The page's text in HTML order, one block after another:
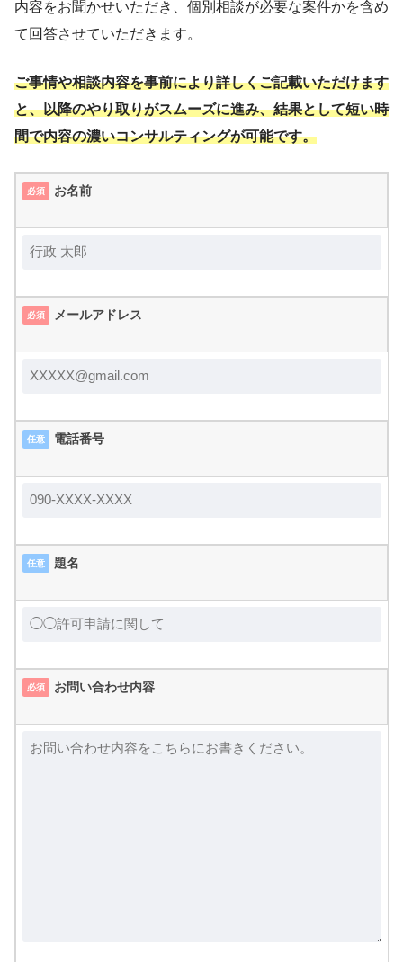
内容をお聞かせいただき、個別相談が必要な案件かを含め
て回答させていただきます。
ご事情や相談内容を事前により詳しくご記載いただけます
と、以降のやり取りがスムーズに進み、結果として短い時
間で内容の濃いコンサルティングが可能です。
必須 お名前
必須 メールアドレス
任意 電話番号
任意 題名
必須 お問い合わせ内容